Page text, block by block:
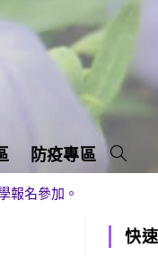
防疫專區
報名參加。
快